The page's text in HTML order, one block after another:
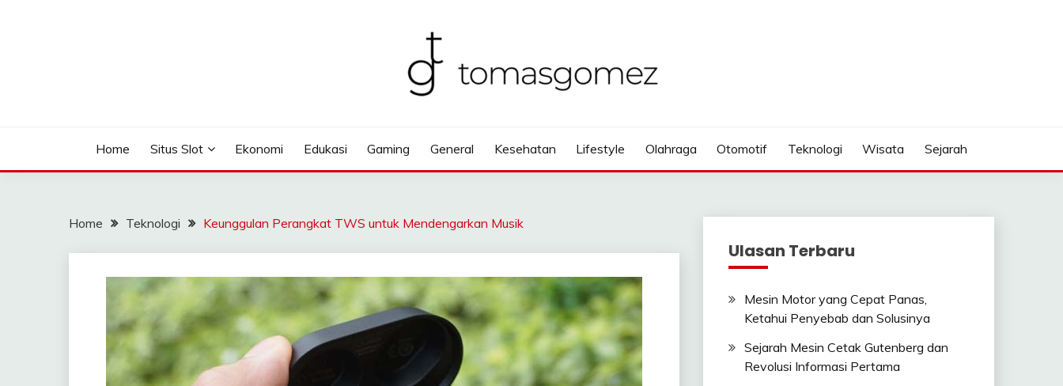
Home Situs Slot Ekonomi Edukasi Gaming General Kesehatan Lifestyle Olahraga Otomotif Teknologi Wisata Sejarah
Home Teknologi Keunggulan Perangkat TWS untuk Mendengarkan Musik
Ulasan Terbaru
Mesin Motor yang Cepat Panas,
Ketahui Penyebab dan Solusinya
Sejarah Mesin Cetak Gutenberg dan
Revolusi Informasi Pertama